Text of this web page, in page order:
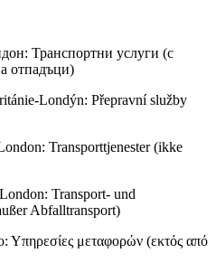
Транспортни услуги (с
отпадъци)
Londýn: Přepravní služby
Transporttjenester (ikke
Transport- und
Abfalltransport)
Υπηρεσίες μεταφορών (εκτός από